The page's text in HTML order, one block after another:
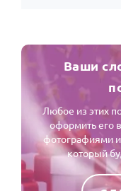
Ваши
Любое из этих
оформить его
фотографиями
который